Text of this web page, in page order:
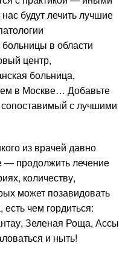
будут лечить лучшие
в области
центр,
больница,
в Москве… Добавьте
с лучшими
из врачей давно
— продолжить лечение
количеству,
может позавидовать
чем гордиться:
Зеленая Роща, Ассы
и ныть!